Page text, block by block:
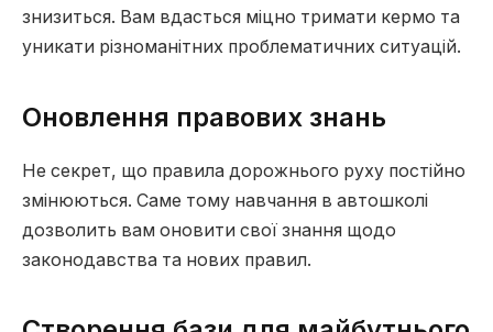
знизиться. Вам вдасться міцно тримати кермо та
уникати різноманітних проблематичних ситуацій.
Оновлення правових знань
Не секрет, що правила дорожнього руху постійно
змінюються. Саме тому навчання в автошколі
дозволить вам оновити свої знання щодо
законодавства та нових правил.